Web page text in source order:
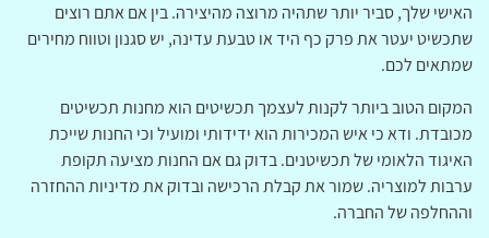
האישי שלך, סביר יותר שתהיה מרוצה מהיצירה. בין אם אתם רוצים
שתכשיט יעטר את פרק כף היד או טבעת עדינה, יש סגנון וטווח מחירים
שמתאים לכם.
המקום הטוב ביותר לקנות לעצמך תכשיטים הוא מחנות תכשיטים
מכובדת. ודא כי איש המכירות הוא ידידותי ומועיל וכי החנות שייכת
האיגוד הלאומי של תכשיטנים. בדוק גם אם החנות מציעה תקופת
ערבות למוצריה. שמור את קבלת הרכישה ובדוק את מדיניות ההחזרה
וההחלפה של החברה.